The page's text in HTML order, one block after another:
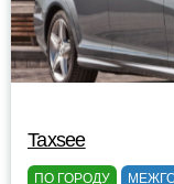
Taxsee
ПО ГОРОДУ